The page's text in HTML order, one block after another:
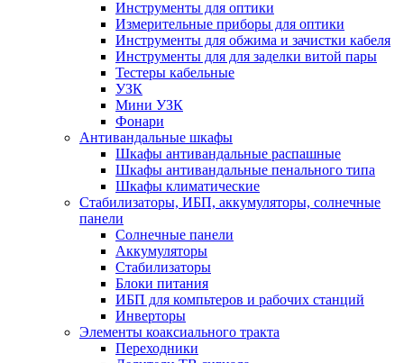
Инструменты для оптики
Измерительные приборы для оптики
Инструменты для обжима и зачистки кабеля
Инструменты для для заделки витой пары
Тестеры кабельные
УЗК
Мини УЗК
Фонари
Антивандальные шкафы
Шкафы антивандальные распашные
Шкафы антивандальные пенального типа
Шкафы климатические
Стабилизаторы, ИБП, аккумуляторы, солнечные
панели
Солнечные панели
Аккумуляторы
Стабилизаторы
Блоки питания
ИБП для компьтеров и рабочих станций
Инверторы
Элементы коаксиального тракта
Переходники